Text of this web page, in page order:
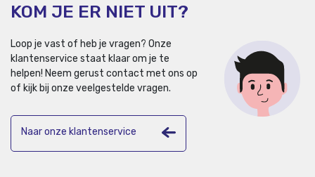
KOM JE ER NIET UIT?
Loop je vast of heb je vragen? Onze
klantenservice staat klaar om je te
helpen! Neem gerust contact met ons op
of kijk bij onze veelgestelde vragen.
Naar onze klantenservice